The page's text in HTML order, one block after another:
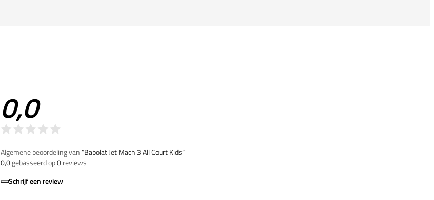
0,0
Algemene beoordeling van”Babolat Jet Mach 3 All Court Kids“
0,0gebasseerd op0reviews
Schrijf een review